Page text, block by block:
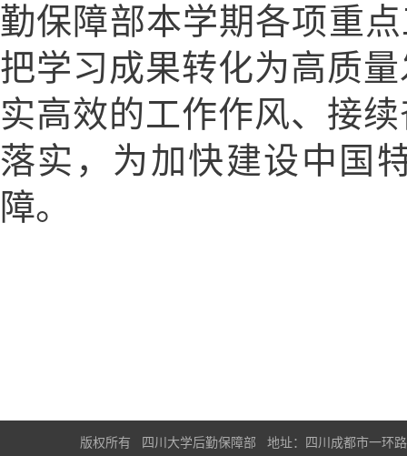
勤保障部本学期各项重
把学习成果转化为高质
实高效的工作作风、接
落实，为加快建设中国
障。
版权所有 四川大学后勤保障部 地址：四川成都市一环